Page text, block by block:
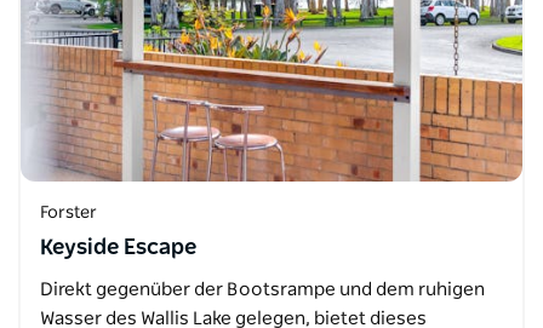
Forster
Keyside Escape
Direkt gegenüber der Bootsrampe und dem ruhigen
Wasser des Wallis Lake gelegen, bietet dieses